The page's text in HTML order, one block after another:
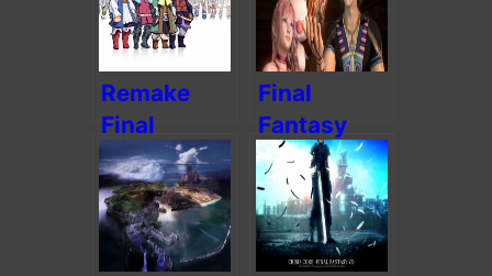
Remake
Final
Fantasy III
Final
Fantasy
XIII-2, la
réconciliation
de Square
Enix ?